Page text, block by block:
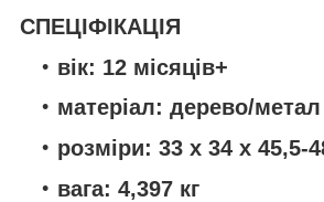
СПЕЦІФІКАЦІЯ
вік: 12 місяців+
матеріал: дерево/метал
розміри: 33 х 34 х 45,5-
вага: 4,397 кг